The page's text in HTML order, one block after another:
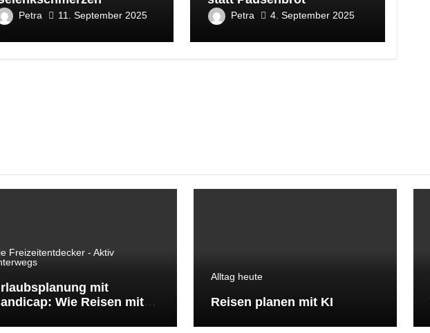
Petra 11. September 2025 Petra 4. September 2025
Freizeitentdecker - Aktiv
mit
Wie Reisen mit
Alltag heute
Reisen planen mit KI